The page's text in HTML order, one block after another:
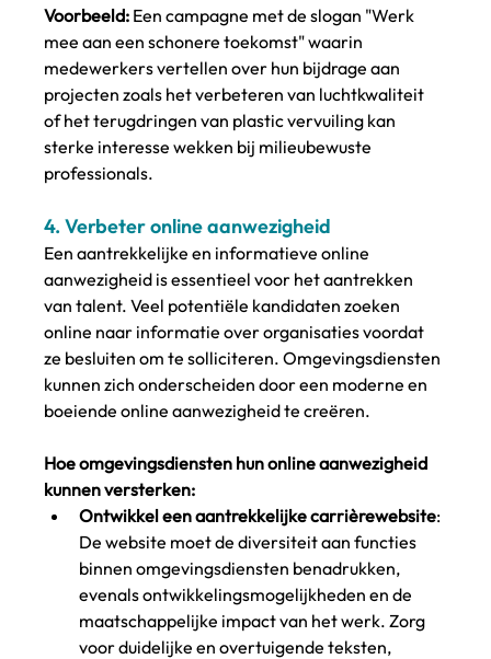
Voorbeeld: Een campagne met de slogan "Werk
mee aan een schonere toekomst" waarin
medewerkers vertellen over hun bijdrage aan
projecten zoals het verbeteren van luchtkwaliteit
of het terugdringen van plastic vervuiling kan
sterke interesse wekken bij milieubewuste
professionals.
4. Verbeter online aanwezigheid
Een aantrekkelijke en informatieve online
aanwezigheid is essentieel voor het aantrekken
van talent. Veel potentiële kandidaten zoeken
online naar informatie over organisaties voordat
ze besluiten om te solliciteren. Omgevingsdiensten
kunnen zich onderscheiden door een moderne en
boeiende online aanwezigheid te creëren.
Hoe omgevingsdiensten hun online aanwezigheid
kunnen versterken:
Ontwikkel een aantrekkelijke carrièrewebsite:
De website moet de diversiteit aan functies
binnen omgevingsdiensten benadrukken,
evenals ontwikkelingsmogelijkheden en de
maatschappelijke impact van het werk. Zorg
voor duidelijke en overtuigende teksten,